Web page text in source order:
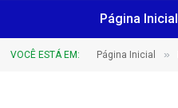
Página Inicial
VOCÊ ESTÁ EM: Página Inicial »